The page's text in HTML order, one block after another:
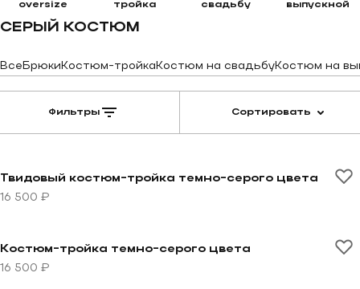
oversize
тройка
свадьбу
выпускной
СЕРЫЙ КОСТЮМ
ВсеБрюкиКостюм-тройкаКостюм на свадьбуКостюм на
Фильтры Сортировать
Перейти к товару Твидовый костюм-тройка темно-
Твидовый костюм-тройка темно-серого цвета
16 500 ₽
Перейти к товару Костюм-тройка темно-серого
Костюм-тройка темно-серого цвета
16 500 ₽